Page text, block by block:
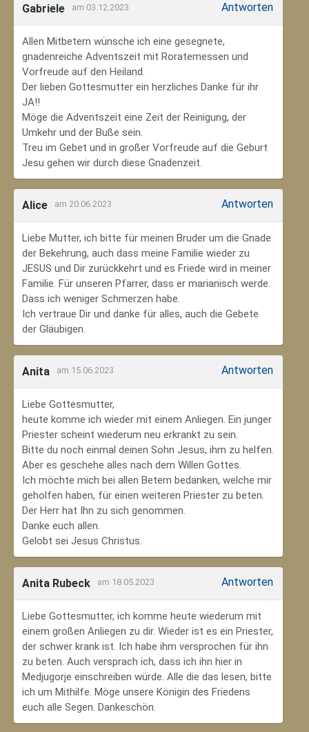
Gabriele am 03.12.2023 Antworten
Allen Mitbetern wünsche ich eine gesegnete,
gnadenreiche Adventszeit mit Roratemessen und
Vorfreude auf den Heiland.
Der lieben Gottesmutter ein herzliches Danke für ihr
JA!!
Möge die Adventszeit eine Zeit der Reinigung, der
Umkehr und der Buße sein.
Treu im Gebet und in großer Vorfreude auf die Geburt
Jesu gehen wir durch diese Gnadenzeit.
Alice am 20.06.2023 Antworten
Liebe Mutter, ich bitte für meinen Bruder um die Gnade
der Bekehrung, auch dass meine Familie wieder zu
JESUS und Dir zurückkehrt und es Friede wird in meiner
Familie. Für unseren Pfarrer, dass er marianisch werde.
Dass ich weniger Schmerzen habe.
Ich vertraue Dir und danke für alles, auch die Gebete
der Gläubigen.
Anita am 15.06.2023 Antworten
Liebe Gottesmutter,
heute komme ich wieder mit einem Anliegen. Ein junger
Priester scheint wiederum neu erkrankt zu sein.
Bitte du noch einmal deinen Sohn Jesus, ihm zu helfen.
Aber es geschehe alles nach dem Willen Gottes.
Ich möchte mich bei allen Betern bedanken, welche mir
geholfen haben, für einen weiteren Priester zu beten.
Der Herr hat Ihn zu sich genommen.
Danke euch allen.
Gelobt sei Jesus Christus.
Anita Rubeck am 18.05.2023 Antworten
Liebe Gottesmutter, ich komme heute wiederum mit
einem großen Anliegen zu dir. Wieder ist es ein Priester,
der schwer krank ist. Ich habe ihm versprochen für ihn
zu beten. Auch versprach ich, dass ich ihn hier in
Medjugorje einschreiben würde. Alle die das lesen, bitte
ich um Mithilfe. Möge unsere Königin des Friedens
euch alle Segen. Dankeschön.